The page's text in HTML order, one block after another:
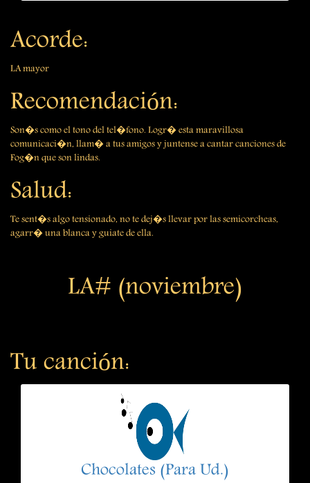
Acorde:
LA mayor
Recomendación:
Son�s como el tono del tel�fono. Logr� esta maravillosa
comunicaci�n, llam� a tus amigos y juntense a cantar canciones de
Fog�n que son lindas.
Salud:
Te sent�s algo tensionado, no te dej�s llevar por las semicorcheas,
agarr� una blanca y guiate de ella.
LA# (noviembre)
Tu canción:
Chocolates (Para Ud.)